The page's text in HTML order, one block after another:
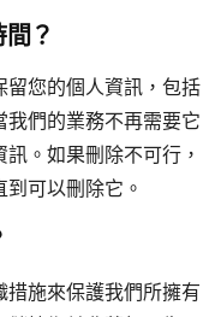
？
您的個人資訊，包括
們的業務不再需要它
。如果刪除不可行，
可以刪除它。
施來保護我們所擁有